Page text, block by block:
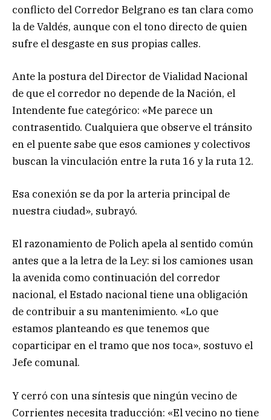
conflicto del Corredor Belgrano es tan clara como
la de Valdés, aunque con el tono directo de quien
sufre el desgaste en sus propias calles.
Ante la postura del Director de Vialidad Nacional
de que el corredor no depende de la Nación, el
Intendente fue categórico: «Me parece un
contrasentido. Cualquiera que observe el tránsito
en el puente sabe que esos camiones y colectivos
buscan la vinculación entre la ruta 16 y la ruta 12.
Esa conexión se da por la arteria principal de
nuestra ciudad», subrayó.
El razonamiento de Polich apela al sentido común
antes que a la letra de la Ley: si los camiones usan
la avenida como continuación del corredor
nacional, el Estado nacional tiene una obligación
de contribuir a su mantenimiento. «Lo que
estamos planteando es que tenemos que
coparticipar en el tramo que nos toca», sostuvo el
Jefe comunal.
Y cerró con una síntesis que ningún vecino de
Corrientes necesita traducción: «El vecino no tiene